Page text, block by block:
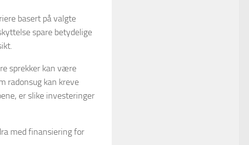
basert på valgte
spare betydelige
sprekker kan være
radonsug kan kreve
er slike investeringer
med finansiering for